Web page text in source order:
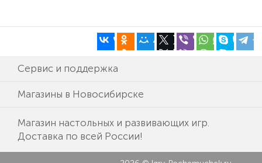
Сервис и поддержка
Магазины в Новосибирске
Магазин настольных и развивающих игр.
Доставка по всей России!